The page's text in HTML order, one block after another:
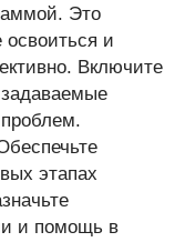
Это
и
Включите
этапах
и помощь в